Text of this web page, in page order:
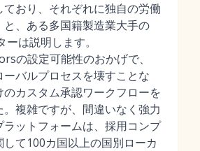
ており、それぞれに独自の労働
、ある多国籍製造業大手の
ーは説明します。
の設定可能性のおかげで、
ーバルプロセスを壊すことな
のカスタム承認ワークフローを
複雑ですが、間違いなく強力
ラットフォームは、採用コンプ
て100カ国以上の国別ローカ